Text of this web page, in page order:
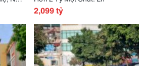
2,099 tỷ